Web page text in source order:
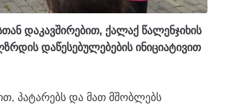
დაკავშირებით, ქალაქ წალენჯიხის
დაწესებულებების ინიციატივით
პატარებს და მათ მშობლებს